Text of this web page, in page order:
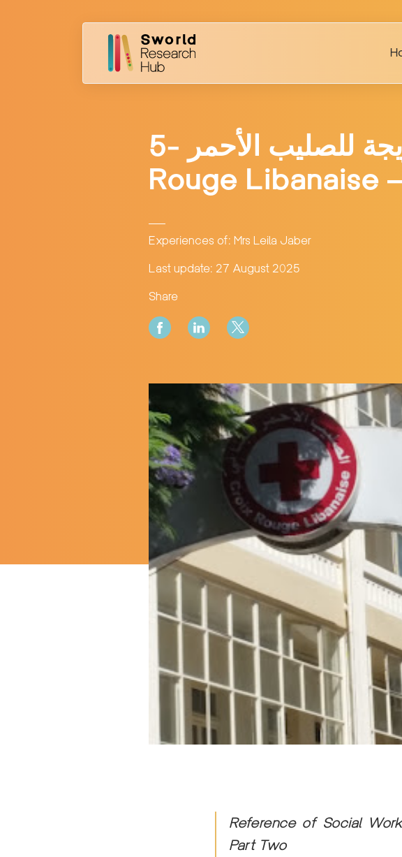
5- تجربة من خلال مركز المريجة للصليب الأحمر Croix
Rouge Libanaise
Experiences of: Mrs Leila Jaber
Last update: 27 August 2025
Share
Reference of Social
Part Two